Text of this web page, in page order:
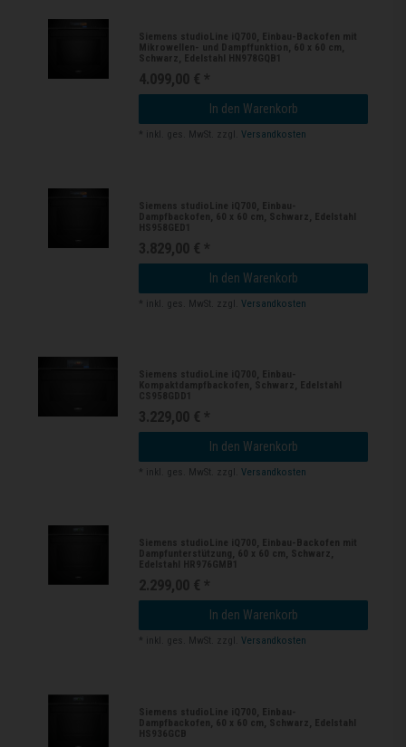
Siemens studioLine iQ700, Einbau-Backofen mit
Mikrowellen- und Dampffunktion, 60 x 60 cm,
Schwarz, Edelstahl HN978GQB1
4.099,00 € *
In den Warenkorb
* inkl. ges. MwSt. zzgl.Versandkosten
Siemens studioLine iQ700, Einbau-
Dampfbackofen, 60 x 60 cm, Schwarz, Edelstahl
HS958GED1
3.829,00 € *
In den Warenkorb
* inkl. ges. MwSt. zzgl.Versandkosten
Siemens studioLine iQ700, Einbau-
Kompaktdampfbackofen, Schwarz, Edelstahl
CS958GDD1
3.229,00 € *
In den Warenkorb
* inkl. ges. MwSt. zzgl.Versandkosten
Siemens studioLine iQ700, Einbau-Backofen mit
Dampfunterstützung, 60 x 60 cm, Schwarz,
Edelstahl HR976GMB1
2.299,00 € *
In den Warenkorb
* inkl. ges. MwSt. zzgl.Versandkosten
Siemens studioLine iQ700, Einbau-
Dampfbackofen, 60 x 60 cm, Schwarz, Edelstahl
HS936GCB